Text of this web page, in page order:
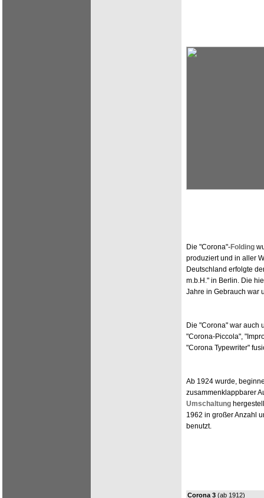
Die "Corona"-Folding
produziert und in aller
Deutschland erfolgte
m.b.H." in Berlin. Die
Jahre in Gebrauch war
Die "Corona" war auch
"Corona-Piccola",
"Corona Typewriter"
Ab 1924 wurde,
zusammenklappbarer
Umschaltung
1962 in großer Anzahl
benutzt.
Corona 3 (ab 1912)